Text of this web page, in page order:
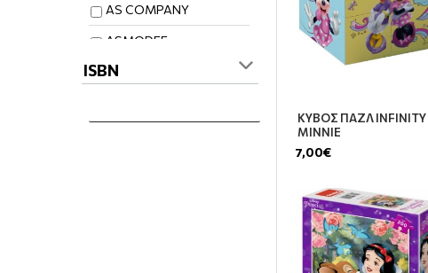
AS COMPANY
ASMODEE
BLACKROCK GAMES
KIDSROOM
ISBN
ΚΥΒΟΣ ΠΑΖΛ INFINITY
MINNIE
7,00€